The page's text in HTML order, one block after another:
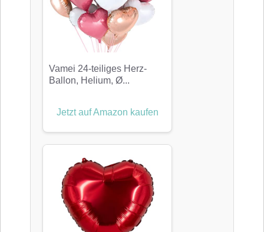
Vamei 24-teiliges Herz-
Ballon, Helium, Ø...
Jetzt auf Amazon kaufen